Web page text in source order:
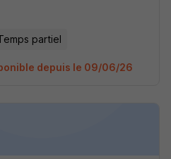
partiel
depuis le 09/06/26